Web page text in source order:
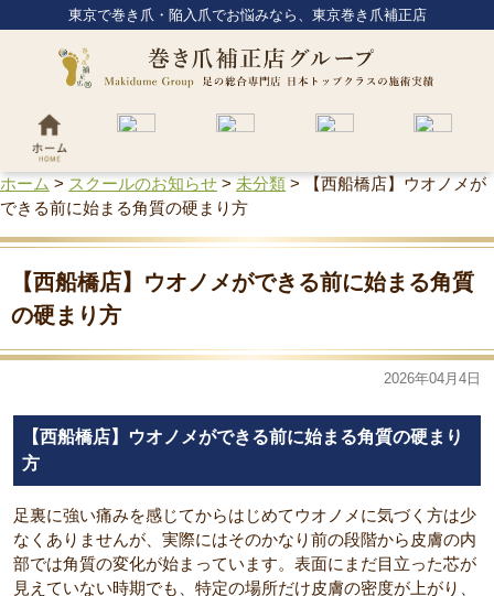
東京で巻き爪・陥入爪でお悩みなら、東京巻き爪補正店
ホーム > スクールのお知らせ > 未分類 >
【西船橋店】ウオノメが
できる前に始まる角質の硬まり方
【西船橋店】ウオノメができる前に始まる角質
の硬まり方
2026年04月4日
【西船橋店】ウオノメができる前に始まる角質の硬まり
方
足裏に強い痛みを感じてからはじめてウオノメに気づく方は少
なくありませんが、実際にはそのかなり前の段階から皮膚の内
部では角質の変化が始まっています。表面にまだ目立った芯が
見えていない時期でも、特定の場所だけ皮膚の密度が上がり、